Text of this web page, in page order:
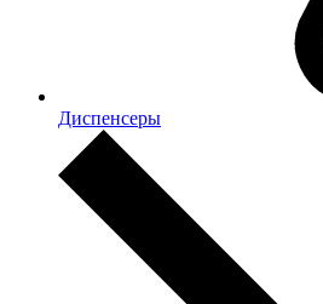
Диспенсеры